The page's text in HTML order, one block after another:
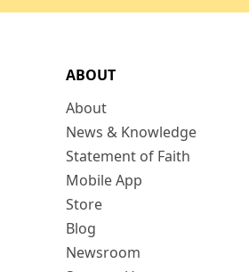
ABOUT
About
News & Knowledge
Statement of Faith
Mobile App
Store
Blog
Newsroom